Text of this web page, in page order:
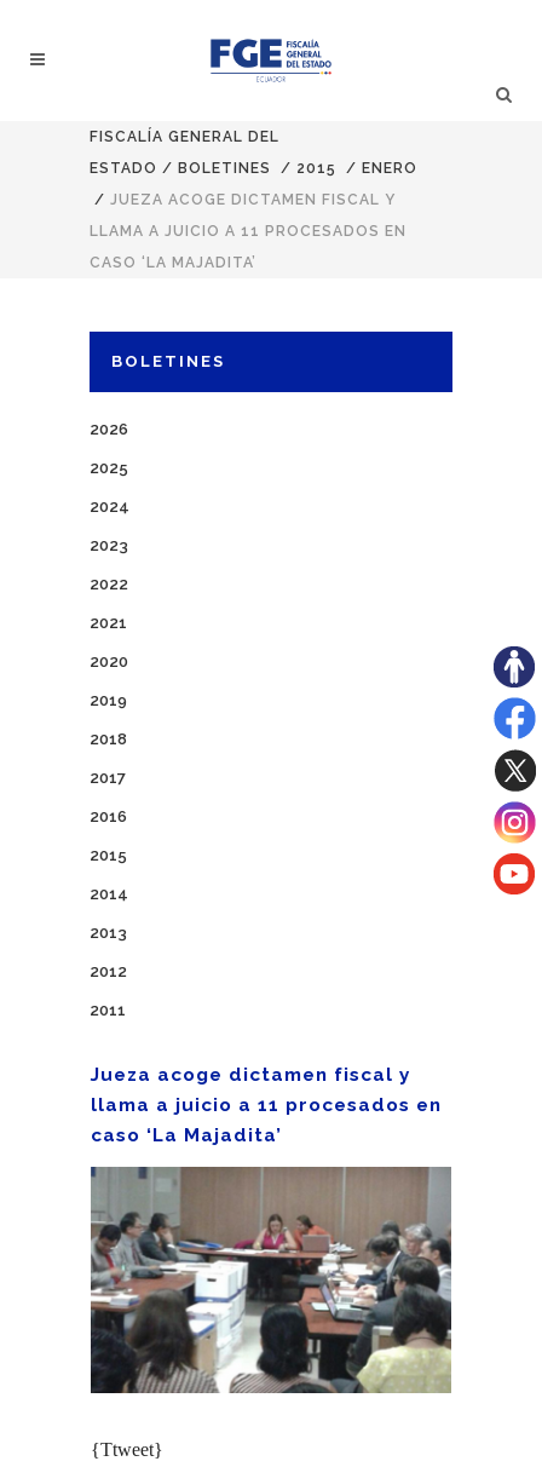
FISCALÍA GENERAL DEL
ESTADO / BOLETINES / 2015 / ENERO
/ JUEZA ACOGE DICTAMEN FISCAL Y
LLAMA A JUICIO A 11 PROCESADOS EN
CASO ‘LA MAJADITA’
BOLETINES
2026
2025
2024
2023
2022
2021
2020
2019
2018
2017
2016
2015
2014
2013
2012
2011
Jueza acoge dictamen fiscal y
llama a juicio a 11 procesados en
caso ‘La Majadita’
{Ttweet}